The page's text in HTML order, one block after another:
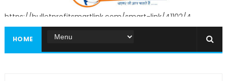
https://bulletprofitsmartlink.com/smart-link/41102/4
HOME